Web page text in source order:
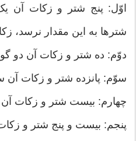
اوّل: پنج شتر و زكات آن
شترها به این مقدار نرسد،
دوّم: ده شتر و زكات آن دو
سوّم: پانزده شتر و زكات
چهارم: بیست شتر و زكات
پنجم: بیست و پنج شتر و